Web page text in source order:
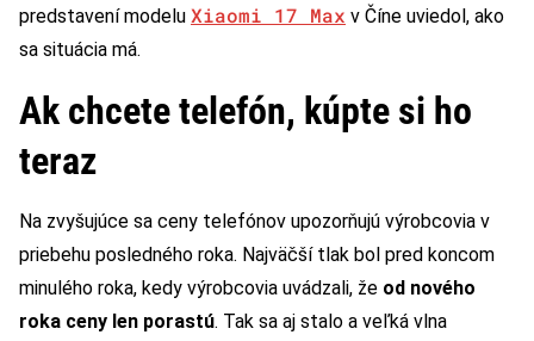
predstavení modelu Xiaomi 17 Max v Číne uviedol, ako
sa situácia má.
Ak chcete telefón, kúpte si ho
teraz
Na zvyšujúce sa ceny telefónov upozorňujú výrobcovia v
priebehu posledného roka. Najväčší tlak bol pred koncom
minulého roka, kedy výrobcovia uvádzali, že od nového
roka ceny len porastú. Tak sa aj stalo a veľká vlna